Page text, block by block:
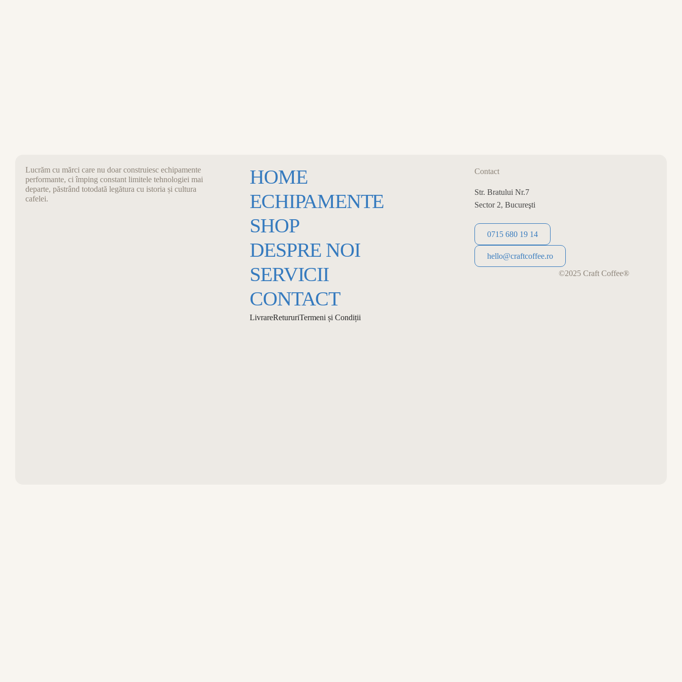
Lucrăm cu mărci care nu doar construiesc echipamente
performante, ci împing constant limitele tehnologiei mai
departe, păstrând totodată legătura cu istoria și cultura
cafelei.
HOME
ECHIPAMENTE
SHOP
DESPRE NOI
SERVICII
CONTACT
LivrareRetururiTermeni și Condiții
Contact
Str. Bratului Nr.7
Sector 2, Bucureşti
0715 680 19 14
hello@craftcoffee.ro
©2025 Craft Coffee®